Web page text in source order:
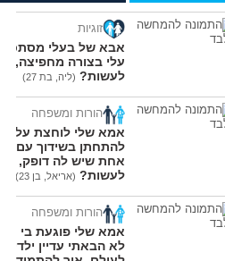
את הרעב בחיים שלי
לחזור לזה! (זלדוס, בן 22)
בודדה מאוד בלי חברים כבר 5
ולא יודעת איפה להכיר
5
עצות
עוד שאלות חדשות במדור
זוגיות
אבא של בעלי מסתכל
עלי בצורה מחפיצה, מה
לעשות? (ליה, בת 27)
הורות ומשפחה
אמא שלי לוחצת עליי
להתחתן בשידוך עם כל
אחת שיש לה דופק, מה
לעשות? (אריאל, בן 23)
הורות ומשפחה
אמא שלי פוגעת בי כי
לא הבאתי עדיין ילדים